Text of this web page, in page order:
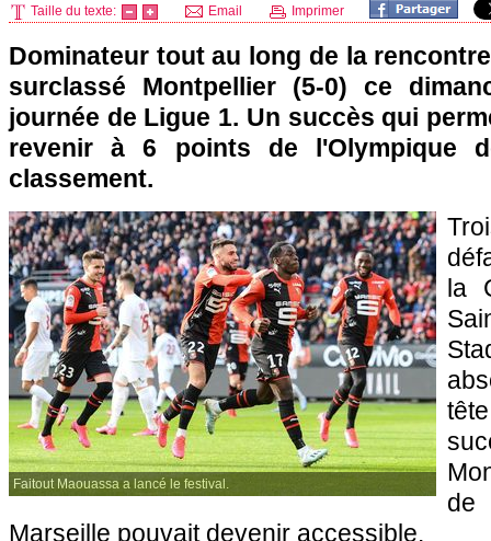
Taille du texte: Email Imprimer
Dominateur tout au long de la
surclassé Montpellier (5-0) ce
journée de Ligue 1. Un succès qui
revenir à 6 points de l'Olympique
classement.
Faitout Maouassa a lancé le festival.
la
Marseille pouvait devenir accessible.